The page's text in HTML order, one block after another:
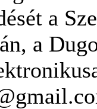
a
a